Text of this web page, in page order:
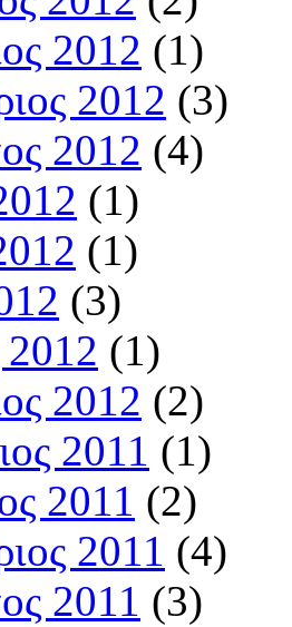
2012 (1)
2012 (3)
2012 (4)
(1)
(1)
(3)
(1)
2012 (2)
2011 (1)
2011 (2)
2011 (4)
2011 (3)